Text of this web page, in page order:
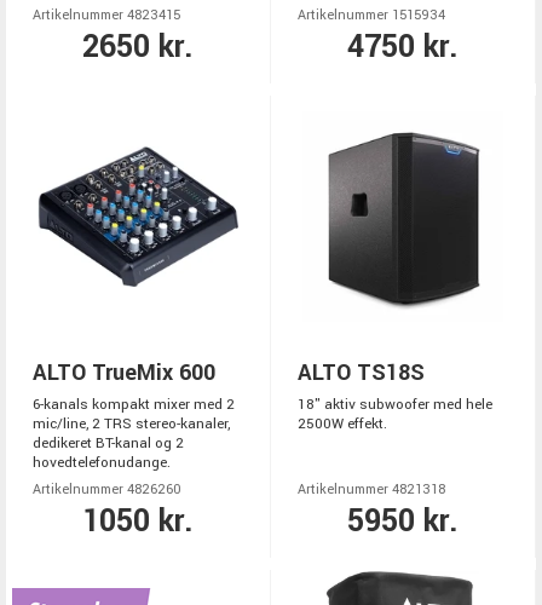
Artikelnummer 4823415
2650 kr.
Artikelnummer 1515934
4750 kr.
ALTO TrueMix 600
6-kanals kompakt mixer med 2
mic/line, 2 TRS stereo-kanaler,
dedikeret BT-kanal og 2
hovedtelefonudange.
Artikelnummer 4826260
1050 kr.
ALTO TS18S
18" aktiv subwoofer med hele
2500W effekt.
Artikelnummer 4821318
5950 kr.